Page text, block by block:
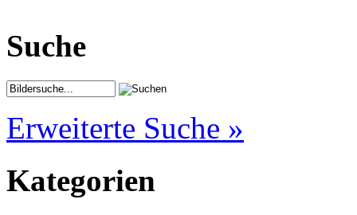
Suche
Erweiterte Suche »
Kategorien